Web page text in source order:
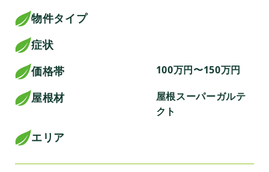
物件タイプ
症状
価格帯
100万円〜150万円
屋根材
屋根スーパーガルテ
クト
エリア